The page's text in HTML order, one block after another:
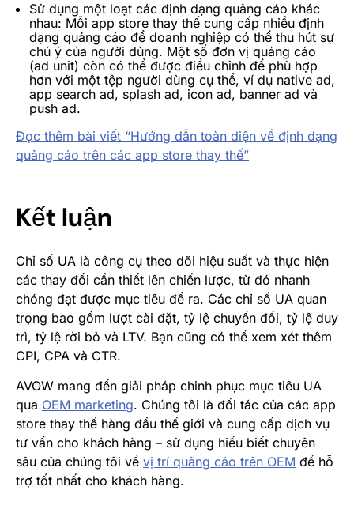
Sử dụng một loạt các định dạng quảng cáo khác
nhau: Mỗi app store thay thế cung cấp nhiều định
dạng quảng cáo để doanh nghiệp có thể thu hút sự
chú ý của người dùng. Một số đơn vị quảng cáo
(ad unit) còn có thể được điều chỉnh để phù hợp
hơn với một tệp người dùng cụ thể, ví dụ native ad,
app search ad, splash ad, icon ad, banner ad và
push ad.
Đọc thêm bài viết “Hướng dẫn toàn diện về định dạng
quảng cáo trên các app store thay thế”
Kết luận
Chỉ số UA là công cụ theo dõi hiệu suất và thực hiện
các thay đổi cần thiết lên chiến lược, từ đó nhanh
chóng đạt được mục tiêu đề ra. Các chỉ số UA quan
trọng bao gồm lượt cài đặt, tỷ lệ chuyển đổi, tỷ lệ duy
trì, tỷ lệ rời bỏ và LTV. Bạn cũng có thể xem xét thêm
CPI, CPA và CTR.
AVOW mang đến giải pháp chinh phục mục tiêu UA
qua OEM marketing. Chúng tôi là đối tác của các app
store thay thế hàng đầu thế giới và cung cấp dịch vụ
tư vấn cho khách hàng – sử dụng hiểu biết chuyên
sâu của chúng tôi về vị trí quảng cáo trên OEM để hỗ
trợ tốt nhất cho khách hàng.